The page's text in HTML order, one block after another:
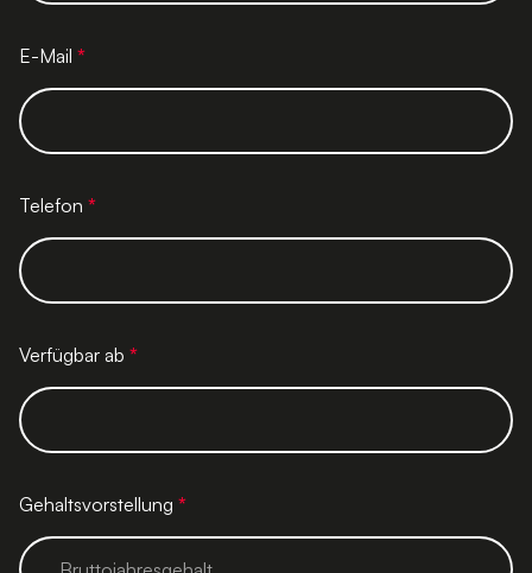
E-Mail *
Telefon *
Verfügbar ab *
Gehaltsvorstellung *